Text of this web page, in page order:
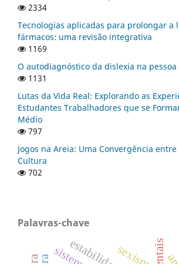
2334
Tecnologias aplicadas para prolongar a
fármacos: uma revisão integrativa
1169
O autodiagnóstico da dislexia na
1131
Lutas da Vida Real: Explorando as
Estudantes Trabalhadores que se
Médio
797
Jogos na Areia: Uma Convergência
Cultura
702
Palavras-chave